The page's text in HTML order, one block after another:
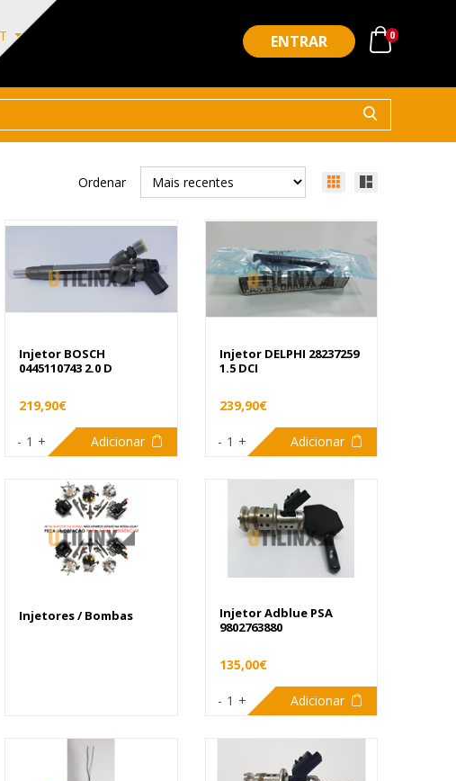
ENTRAR 0
Ordenar
Injetor BOSCH
0445110743 2.0 D
219,90€
- 1 + Adicionar
Injetor DELPHI 28237259
1.5 DCI
239,90€
- 1 + Adicionar
Injetores / Bombas
Injetor Adblue PSA
9802763880
135,00€
- 1 + Adicionar